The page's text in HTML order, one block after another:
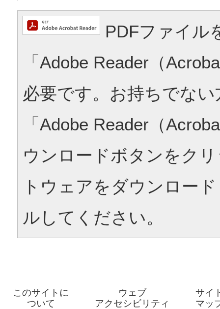
PDFファイル
「Adobe Reader（
必要です。お持ちでな
「Adobe Reader（
ウンロードボタンをク
トウェアをダウンロー
ルしてください。
このサイトに
ついて
ウェブ
アクセシビリティ
サイ
マッ